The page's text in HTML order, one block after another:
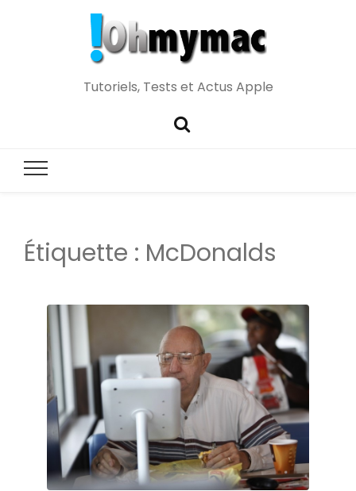
Tutoriels, Tests et Actus Apple
Étiquette : McDonalds